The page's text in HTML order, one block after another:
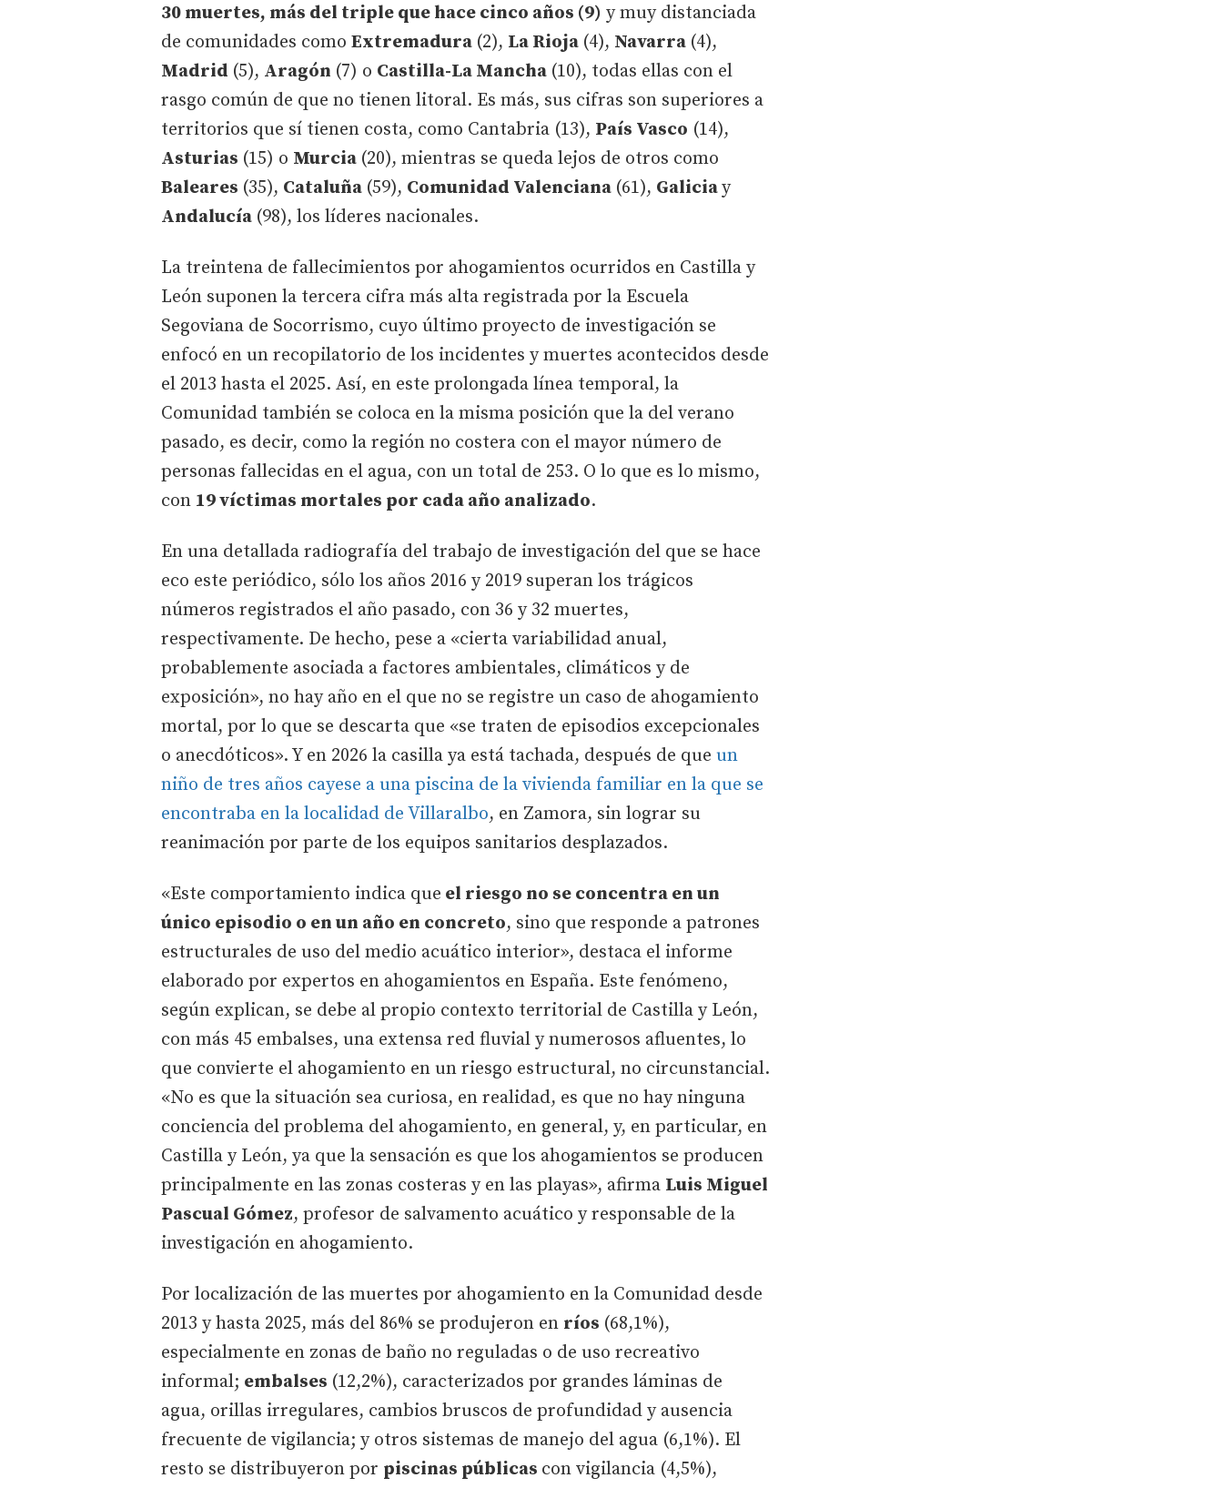
30 muertes, más del triple que hace cinco años (9) y muy distanciada
de comunidades como Extremadura (2), La Rioja (4), Navarra (4),
Madrid (5), Aragón (7) o Castilla-La Mancha (10), todas ellas con el
rasgo común de que no tienen litoral. Es más, sus cifras son superiores a
territorios que sí tienen costa, como Cantabria (13), País Vasco (14),
Asturias (15) o Murcia (20), mientras se queda lejos de otros como
Baleares (35), Cataluña (59), Comunidad Valenciana (61), Galiciay
Andalucía (98), los líderes nacionales.
La treintena de fallecimientos por ahogamientos ocurridos en Castilla y
León suponen la tercera cifra más alta registrada por la Escuela
Segoviana de Socorrismo, cuyo último proyecto de investigación se
enfocó en un recopilatorio de los incidentes y muertes acontecidos desde
el 2013 hasta el 2025. Así, en este prolongada línea temporal, la
Comunidad también se coloca en la misma posición que la del verano
pasado, es decir, como la región no costera con el mayor número de
personas fallecidas en el agua, con un total de 253. O lo que es lo mismo,
con 19 víctimas mortales por cada año analizado.
En una detallada radiografía del trabajo de investigación del que se hace
eco este periódico, sólo los años 2016 y 2019 superan los trágicos
números registrados el año pasado, con 36 y 32 muertes,
respectivamente. De hecho, pese a «cierta variabilidad anual,
probablemente asociada a factores ambientales, climáticos y de
exposición», no hay año en el que no se registre un caso de ahogamiento
mortal, por lo que se descarta que «se traten de episodios excepcionales
o anecdóticos». Y en 2026 la casilla ya está tachada, después de que un
niño de tres años cayese a una piscina de la vivienda familiar en la que se
encontraba en la localidad de Villaralbo, en Zamora, sin lograr su
reanimación por parte de los equipos sanitarios desplazados.
«Este comportamiento indica que el riesgo no se concentra en un
único episodio o en un año en concreto, sino que responde a patrones
estructurales de uso del medio acuático interior», destaca el informe
elaborado por expertos en ahogamientos en España. Este fenómeno,
según explican, se debe al propio contexto territorial de Castilla y León,
con más 45 embalses, una extensa red fluvial y numerosos afluentes, lo
que convierte el ahogamiento en un riesgo estructural, no circunstancial.
«No es que la situación sea curiosa, en realidad, es que no hay ninguna
conciencia del problema del ahogamiento, en general, y, en particular, en
Castilla y León, ya que la sensación es que los ahogamientos se producen
principalmente en las zonas costeras y en las playas», afirma Luis Miguel
Pascual Gómez, profesor de salvamento acuático y responsable de la
investigación en ahogamiento.
Por localización de las muertes por ahogamiento en la Comunidad desde
2013 y hasta 2025, más del 86% se produjeron en ríos (68,1%),
especialmente en zonas de baño no reguladas o de uso recreativo
informal; embalses (12,2%), caracterizados por grandes láminas de
agua, orillas irregulares, cambios bruscos de profundidad y ausencia
frecuente de vigilancia; y otros sistemas de manejo del agua (6,1%). El
resto se distribuyeron por piscinas públicas con vigilancia (4,5%),